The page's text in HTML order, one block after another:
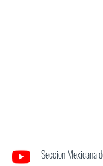
Seccion Mexicana